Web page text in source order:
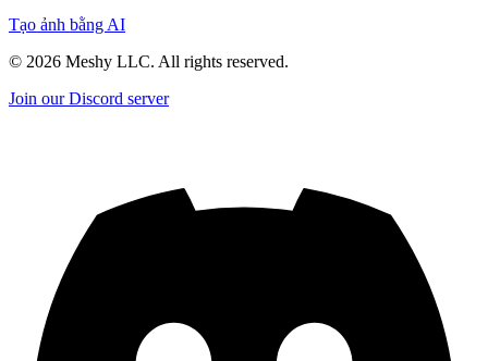
Tạo ảnh bằng AI
© 2026 Meshy LLC. All rights reserved.
Join our Discord server